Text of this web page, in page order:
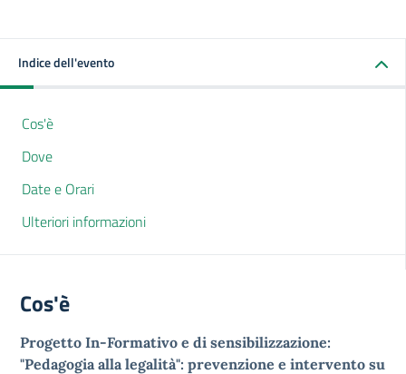
Indice dell'evento
Cos'è
Dove
Date e Orari
Ulteriori informazioni
Cos'è
Progetto In-Formativo e di sensibilizzazione:
"Pedagogia alla legalità": prevenzione e intervento su